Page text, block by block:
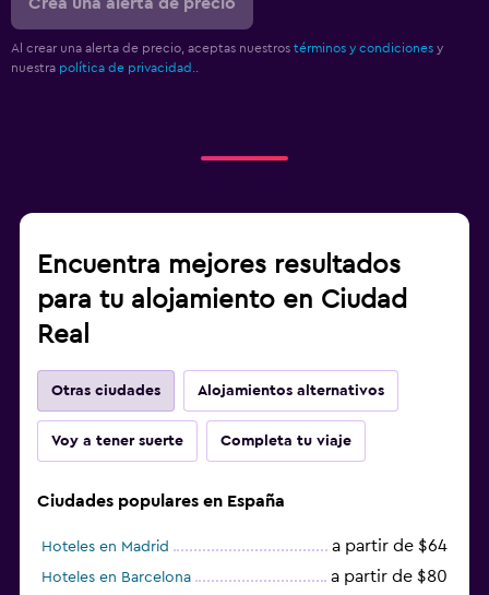
Al crear una alerta de precio, aceptas nuestros términos y condiciones y
nuestra política de privacidad.
Encuentra mejores resultados
para tu alojamiento en Ciudad
Real
Otras ciudades Alojamientos alternativos
Voy a tener suerte Completa tu viaje
Ciudades populares en España
Hoteles en Madrid a partir de $64
Hoteles en Barcelona a partir de $80